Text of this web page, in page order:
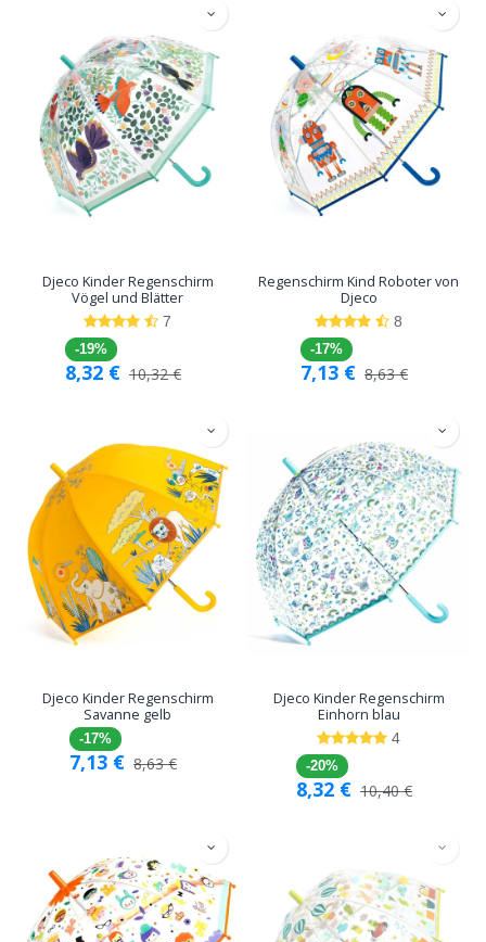
Djeco Kinder Regenschirm
Vögel und Blätter
7
-19%
8,32 € 10,32€
Regenschirm Kind Roboter von
Djeco
8
-17%
7,13 € 8,63€
Djeco Kinder Regenschirm
Savanne gelb
-17%
7,13 € 8,63€
Djeco Kinder Regenschirm
Einhorn blau
4
-20%
8,32 € 10,40€